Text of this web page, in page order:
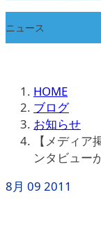
ニュース
HOME
ブログ
お知らせ
【メディ
ンタビュー
8月 09 2011